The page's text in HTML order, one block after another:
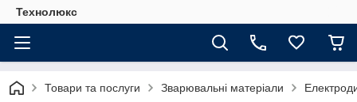
Технолюкс
Товари та послуги Зварювальні матеріали